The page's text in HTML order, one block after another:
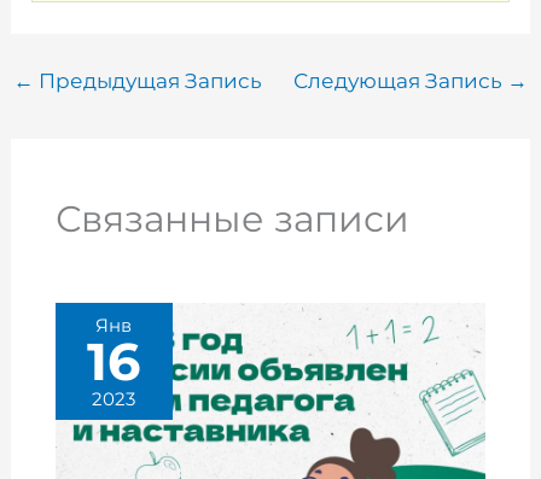
← Предыдущая Запись Следующая Запись →
Связанные записи
Янв
16
2023